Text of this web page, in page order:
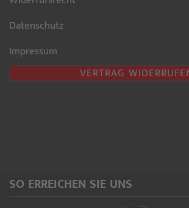
Datenschutz
Impressum
VERTRAG
SO ERREICHEN SIE UNS